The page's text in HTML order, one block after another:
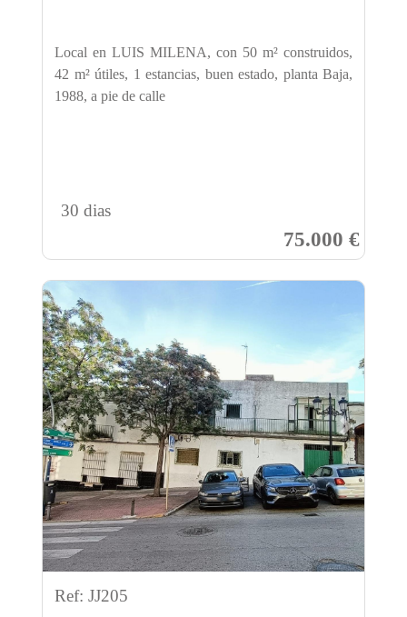
Local en LUIS MILENA, con 50 m² construidos,
42 m² útiles, 1 estancias, buen estado, planta Baja,
1988, a pie de calle
30 dias
75.000 €
Previous Next
Ref: JJ205